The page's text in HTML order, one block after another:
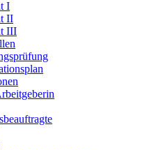
I
II
III